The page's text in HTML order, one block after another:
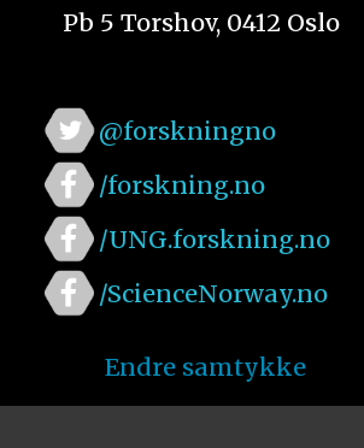
Pb 5 Torshov, 0412 Oslo
@forskningno
/forskning.no
/UNG.forskning.no
/ScienceNorway.no
Endre samtykke